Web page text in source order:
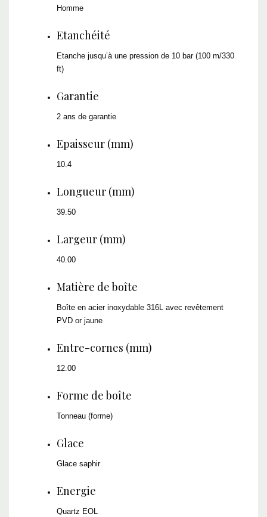
Homme
Etanchéité
Etanche jusqu’à une pression de 10 bar (100 m/330
ft)
Garantie
2 ans de garantie
Epaisseur (mm)
10.4
Longueur (mm)
39.50
Largeur (mm)
40.00
Matière de boîte
Boîte en acier inoxydable 316L avec revêtement
PVD or jaune
Entre-cornes (mm)
12.00
Forme de boîte
Tonneau (forme)
Glace
Glace saphir
Energie
Quartz EOL